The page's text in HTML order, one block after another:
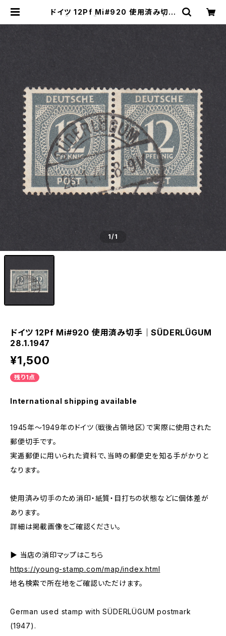
ドイツ 12Pf Mi#920 使用済み切手
ングスタンプのネットショップ | You
1/1
ドイツ 12Pf Mi#920 使用済み切手｜SÜDERLÜGUM
28.1.1947
¥1,500
残り1点
International shipping available
1945年～1949年のドイツ（戦後占領地区）で実際に使用された
郵便切手です。
実逓郵便に用いられた資料で、当時の郵便史を知る手がかりと
なります。
使用済み切手のため消印・紙質・目打ちの状態などに個体差が
あります。
詳細は掲載画像をご確認ください。
▶ 当店の消印マップはこちら
https://young-stamp.com/map/index.html
地名検索で所在地をご確認いただけます。
German used stamp with SÜDERLÜGUM postmark
(1947).